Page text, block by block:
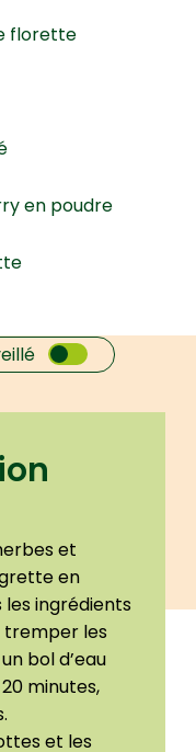
florette
en poudre
et
en
ingrédients
tremper les
bol d’eau
minutes,
et les